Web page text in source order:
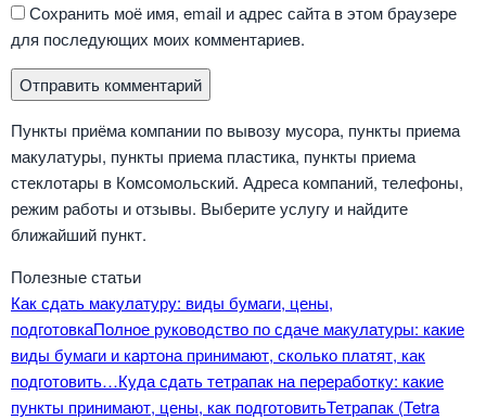
Сохранить моё имя, email и адрес сайта в этом браузере
для последующих моих комментариев.
Пункты приёма компании по вывозу мусора, пункты приема
макулатуры, пункты приема пластика, пункты приема
стеклотары в Комсомольский. Адреса компаний, телефоны,
режим работы и отзывы. Выберите услугу и найдите
ближайший пункт.
Полезные статьи
Как сдать макулатуру: виды бумаги, цены,
подготовкаПолное руководство по сдаче макулатуры: какие
виды бумаги и картона принимают, сколько платят, как
подготовить…Куда сдать тетрапак на переработку: какие
пункты принимают, цены, как подготовитьТетрапак (Tetra